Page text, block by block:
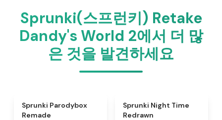
Sprunki(스프런키) Retake
Dandy's World 2에서 더 많
은 것을 발견하세요
Sprunki Parodybox
Remade
Sprunki Night Time
Redrawn